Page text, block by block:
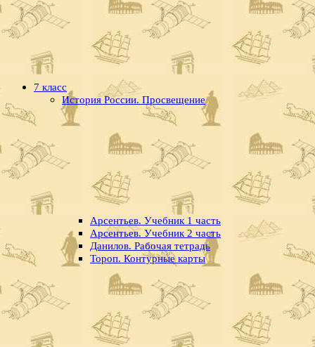
7 класс
История России. Просвещение
Арсентьев. Учебник 1 часть
Арсентьев. Учебник 2 часть
Данилов. Рабочая тетрадь
Тороп. Контурные карты